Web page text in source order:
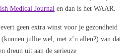
Medical Journal en dan is het WAAR.
geen extra winst voor je gezondheid
jullie wel, met z’n allen?) van dat
dreun uit aan de serieuze